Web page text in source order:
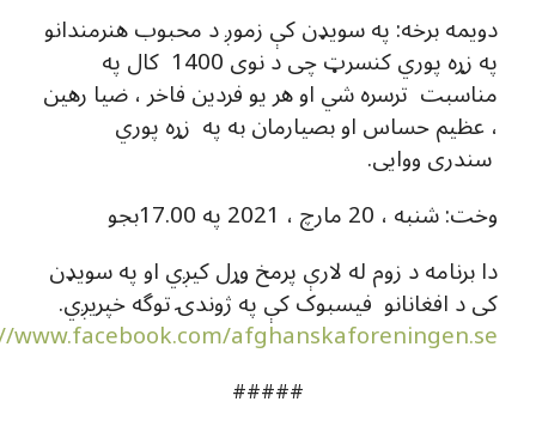
دویمه برخه: په سویډن کې زموږ د محبوب هنرمندانو
په زړه پوري کنسرټ چی د نوی 1400 کال په
مناسبت ترسره شي او هر یو فردین فاخر ، ضیا رهین
، عظیم حساس او بصیارمان به په زړه پوري
سندری ووایی.
وخت: شنبه ، 20 مارچ ، 2021 په 17.00بجو
دا برنامه د زوم له لارې پرمخ وړل کیږي او په سویډن
کی د افغانانو فیسبوک کې په ژوندۍ توگه خپریږي.
afghanskaforeningen.se
#####